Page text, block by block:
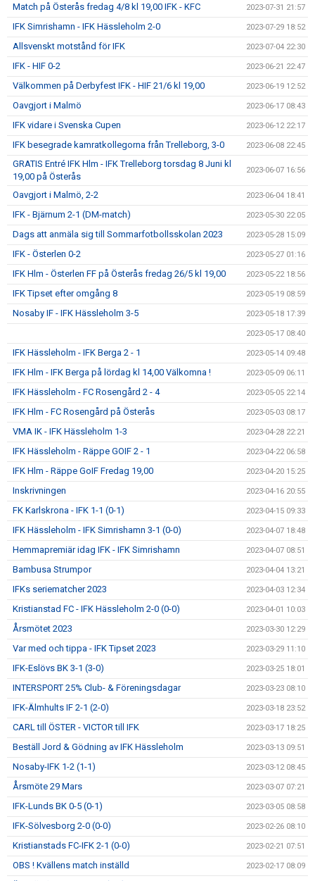
Match på Österås fredag 4/8 kl 19,00 IFK - KFC 2023-07-31 21:57
IFK Simrishamn - IFK Hässleholm 2-0 2023-07-29 18:52
Allsvenskt motstånd för IFK 2023-07-04 22:30
IFK - HIF 0-2 2023-06-21 22:47
Välkommen på Derbyfest IFK - HIF 21/6 kl 19,00 2023-06-19 12:52
Oavgjort i Malmö 2023-06-17 08:43
IFK vidare i Svenska Cupen 2023-06-12 22:17
IFK besegrade kamratkollegorna från Trelleborg, 3-0 2023-06-08 22:45
GRATIS Entré IFK Hlm - IFK Trelleborg torsdag 8 Juni kl
19,00 på Österås
2023-06-07 16:56
Oavgjort i Malmö, 2-2 2023-06-04 18:41
IFK - Bjärnum 2-1 (DM-match) 2023-05-30 22:05
Dags att anmäla sig till Sommarfotbollsskolan 2023 2023-05-28 15:09
IFK - Österlen 0-2 2023-05-27 01:16
IFK Hlm - Österlen FF på Österås fredag 26/5 kl 19,00 2023-05-22 18:56
IFK Tipset efter omgång 8 2023-05-19 08:59
Nosaby IF - IFK Hässleholm 3-5 2023-05-18 17:39
2023-05-17 08:40
IFK Hässleholm - IFK Berga 2 - 1 2023-05-14 09:48
IFK Hlm - IFK Berga på lördag kl 14,00 Välkomna ! 2023-05-09 06:11
IFK Hässleholm - FC Rosengård 2 - 4 2023-05-05 22:14
IFK Hlm - FC Rosengård på Österås 2023-05-03 08:17
VMA IK - IFK Hässleholm 1-3 2023-04-28 22:21
IFK Hässleholm - Räppe GOIF 2 - 1 2023-04-22 06:58
IFK Hlm - Räppe GoIF Fredag 19,00 2023-04-20 15:25
Inskrivningen 2023-04-16 20:55
FK Karlskrona - IFK 1-1 (0-1) 2023-04-15 09:33
IFK Hässleholm - IFK Simrishamn 3-1 (0-0) 2023-04-07 18:48
Hemmapremiär idag IFK - IFK Simrishamn 2023-04-07 08:51
Bambusa Strumpor 2023-04-04 13:21
IFKs seriematcher 2023 2023-04-03 12:34
Kristianstad FC - IFK Hässleholm 2-0 (0-0) 2023-04-01 10:03
Årsmötet 2023 2023-03-30 12:29
Var med och tippa - IFK Tipset 2023 2023-03-29 11:10
IFK-Eslövs BK 3-1 (3-0) 2023-03-25 18:01
INTERSPORT 25% Club- & Föreningsdagar 2023-03-23 08:10
IFK-Älmhults IF 2-1 (2-0) 2023-03-18 23:52
CARL till ÖSTER - VICTOR till IFK 2023-03-17 18:25
Beställ Jord & Gödning av IFK Hässleholm 2023-03-13 09:51
Nosaby-IFK 1-2 (1-1) 2023-03-12 08:45
Årsmöte 29 Mars 2023-03-07 07:21
IFK-Lunds BK 0-5 (0-1) 2023-03-05 08:58
IFK-Sölvesborg 2-0 (0-0) 2023-02-26 08:10
Kristianstads FC-IFK 2-1 (0-0) 2023-02-21 07:51
OBS ! Kvällens match inställd 2023-02-17 08:09